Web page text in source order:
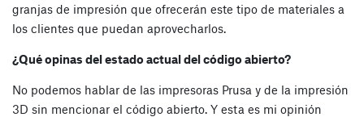
granjas de impresión que ofrecerán este tipo de materiales a
los clientes que puedan aprovecharlos.
¿Qué opinas del estado actual del código abierto?
No podemos hablar de las impresoras Prusa y de la impresión
3D sin mencionar el código abierto. Y esta es mi opinión